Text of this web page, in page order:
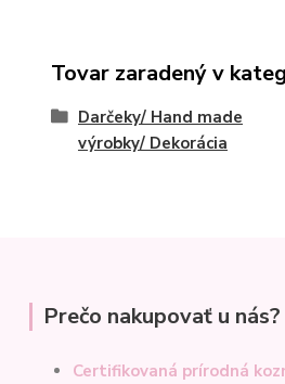
Tovar zaradený v
Darčeky/ Hand made
výrobky/ Dekorácia
Prečo nakupovať u nás?
Certifikovaná prírodná